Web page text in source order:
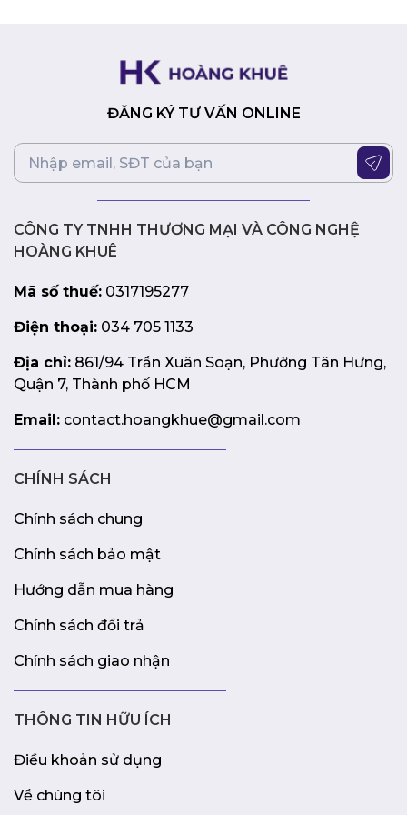
đỉnh cao, mang đến sự kết hợp hoàn hảo giữa hiệu suất,
độ chính xác và tính linh hoạt. Với cảm biến quang học
ROG AimPoint 36000 DPI, kết nối ba chế độ, công nghệ
khác, ROG Gladius III Wireless Aimpoint Black sẽ là một
vũ khí lợi hại, giúp bạn nâng cao trình độ chơi game của
mình.
ĐĂNG KÝ TƯ VẤN ONLINE
CÔNG TY TNHH THƯƠNG MẠI VÀ CÔNG NGHỆ
HOÀNG KHUÊ
Mã số thuế: 0317195277
Điện thoại: 034 705 1133
Địa chỉ: 861/94 Trần Xuân Soạn, Phường Tân Hưng,
Quận 7, Thành phố HCM
Email: contact.hoangkhue@gmail.com
CHÍNH SÁCH
Chính sách chung
Chính sách bảo mật
Hướng dẫn mua hàng
Chính sách đổi trả
Chính sách giao nhận
THÔNG TIN HỮU ÍCH
Điều khoản sử dụng
Về chúng tôi